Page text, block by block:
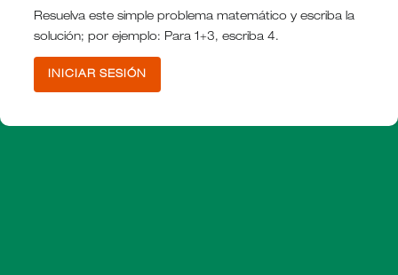
Resuelva este simple problema matemático y escriba la
solución; por ejemplo: Para 1+3, escriba 4.